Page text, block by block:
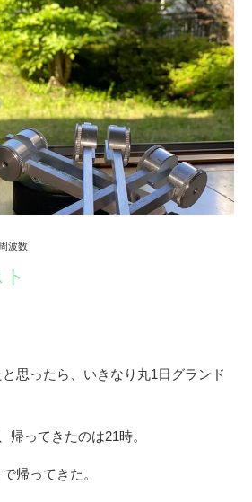
波数
思ったら、いきなり丸1日グランド
帰ってきたのは21時。
帰ってきた。